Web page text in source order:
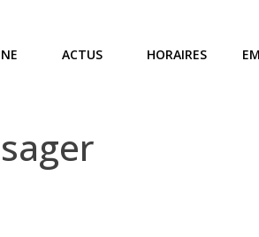
ACTUS HORAIRES